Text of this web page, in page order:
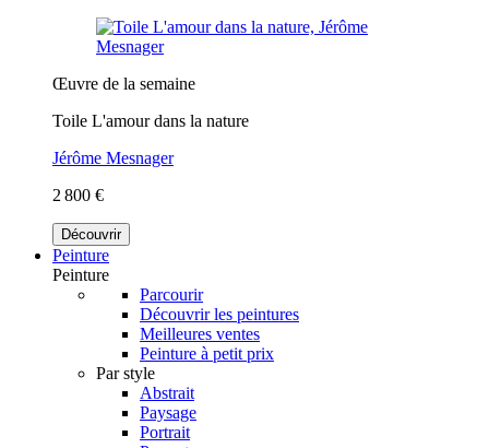
Œuvre de la semaine
Toile L'amour dans la nature
Jérôme Mesnager
2 800 €
Découvrir
Peinture
Peinture
Parcourir
Découvrir les peintures
Meilleures ventes
Peinture à petit prix
Par style
Abstrait
Paysage
Portrait